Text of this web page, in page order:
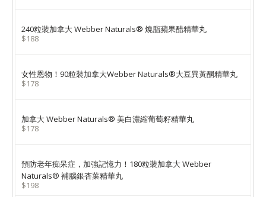
240粒裝加拿大 Webber Naturals® 燒脂蘋果醋精華丸
$188
女性恩物！90粒裝加拿大Webber Naturals®大豆異黃酮精華丸
$178
加拿大 Webber Naturals® 美白濃縮葡萄籽精華丸
$178
預防老年痴呆症，加強記憶力！180粒裝加拿大 Webber
Naturals® 補腦銀杏葉精華丸
$198